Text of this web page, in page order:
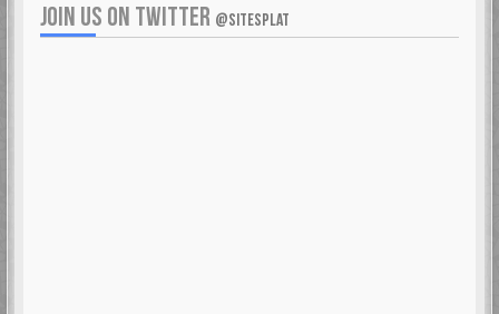
JOIN US ON TWITTER @SITESPLAT